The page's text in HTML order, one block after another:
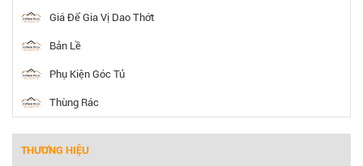
Giá Để Gia Vị Dao Thớt
Bản Lề
Phụ Kiện Góc Tủ
Thùng Rác
THƯƠNG HIỆU